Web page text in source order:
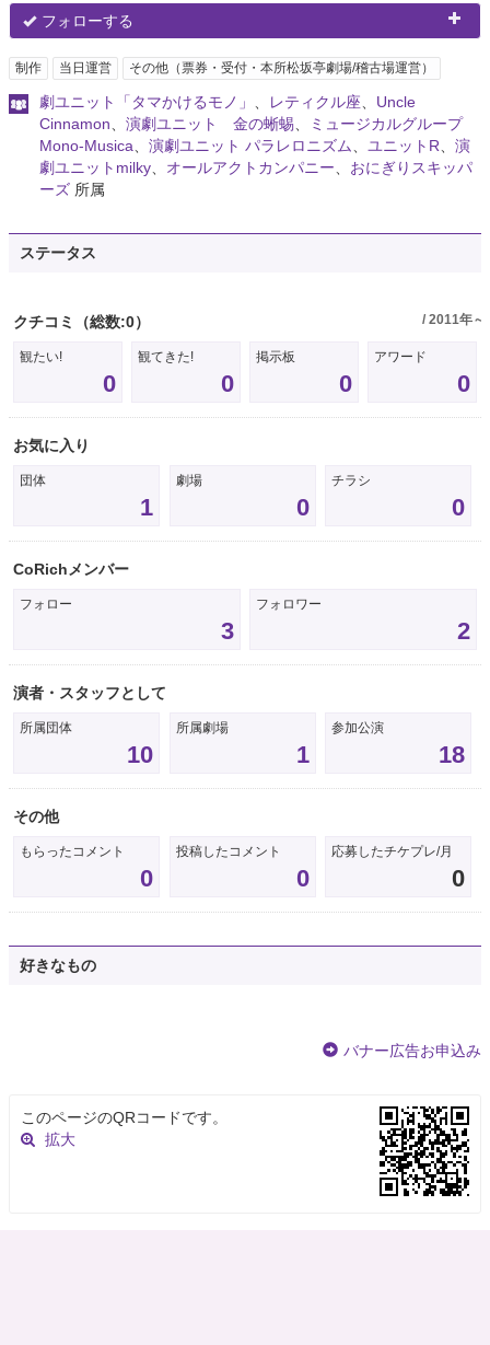
フォローする
制作 当日運営 その他（票券・受付・本所松坂亭劇場/稽古場運営）
劇ユニット「タマかけるモノ」 レティクル座
Uncle
Cinnamon
演劇ユニット 金の蜥蜴
ミュージカルグループ
Mono-Musica
演劇ユニット パラレロニズム ユニットR
演
劇ユニットmilky
オールアクトカンパニー
おにぎりスキッパ
ーズ 所属
ステータス
クチコミ （総数:0） / 2011年～
観たい!
0
観てきた!
0
掲示板
0
アワード
0
お気に入り
団体
1
劇場
0
チラシ
0
CoRichメンバー
フォロー
3
フォロワー
2
演者・スタッフとして
所属団体
10
所属劇場
1
参加公演
18
その他
もらったコメント
0
投稿したコメント
0
応募したチケプレ/月
0
好きなもの
バナー広告お申込み
このページのQRコードです。
拡大